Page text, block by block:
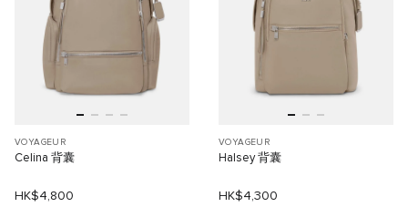
VOYAGEUR
Celina 背囊
HK$4,800
VOYAGEUR
Halsey 背囊
HK$4,300